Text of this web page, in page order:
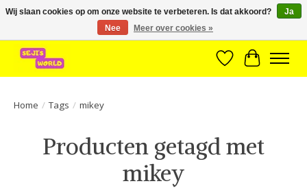
Brede assortiment direct leverbaar uit voorraad!
Verlanglijst
Home / Tags / mikey
Producten getagd met
mikey
Wij slaan cookies op om onze website te verbeteren. Is dat akkoord?
Ja
Nee
Meer over cookies »